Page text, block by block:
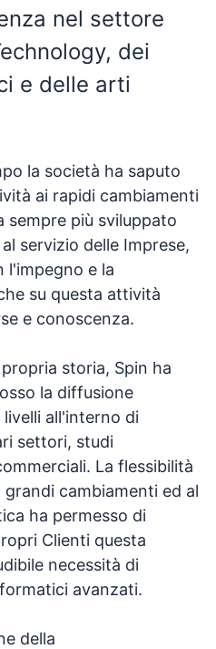
nel settore
dei
e delle arti
la società ha saputo
ai rapidi cambiamenti
sempre più sviluppato
servizio delle Imprese,
l'impegno e la
su questa attività
e conoscenza.
storia, Spin ha
la diffusione
all'interno di
settori, studi
La flessibilità
cambiamenti ed al
ha permesso di
Clienti questa
necessità di
avanzati.
della